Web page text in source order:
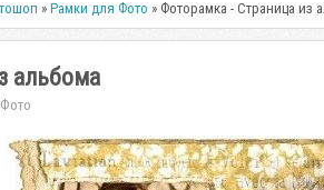
»Рамки для Фото » Фоторамка - Страница из
альбома